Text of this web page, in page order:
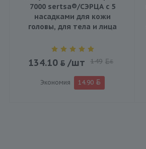
7000 sertsa®/СЭРЦА с 5
насадками для кожи
головы, для тела и лица
134.10 /шт 149 BYN
Экономия 14.90